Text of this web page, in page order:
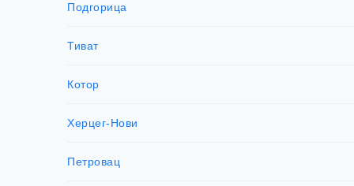
Подгорица
Тиват
Котор
Херцег-Нови
Петровац